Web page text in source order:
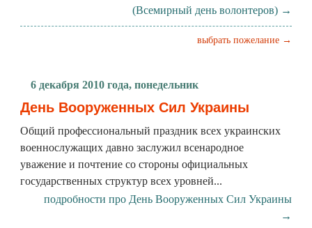
(Всемирный день волонтеров) →
выбрать пожелание →
6 декабря 2010 года, понедельник
День Вооруженных Сил Украины
Общий профессиональный праздник всех украинских
военнослужащих давно заслужил всенародное
уважение и почтение со стороны официальных
государственных структур всех уровней...
подробности про День Вооруженных Сил Украины
→